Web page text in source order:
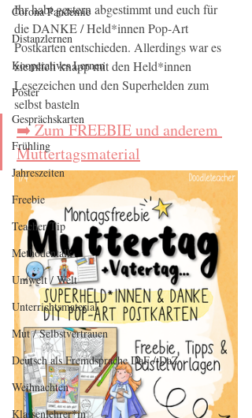
Corona Pandemie
Distanzlernen
Kooperatives Lernen
Poster
Gesprächskarten
Frühling
Jahreszeiten
Freebie
Teacher Tip
Methodentalk
Umwelt / Welt
Unterrichtsmaterial
Mut / Selbstvertrauen
Deutsch als Fremdsprache DaF / DaZ
Weihnachten
Klassenlehrer*in
Ihr habt gestern abgestimmt und euch für
die DANKE / Held*innen Pop-Art
Postkarten entschieden. Allerdings war es
ziemlich knapp mit den Held*innen
Lesezeichen und den Superhelden zum
selbst basteln
➡️ Zum FREEBIE und anderem
Muttertagsmaterial